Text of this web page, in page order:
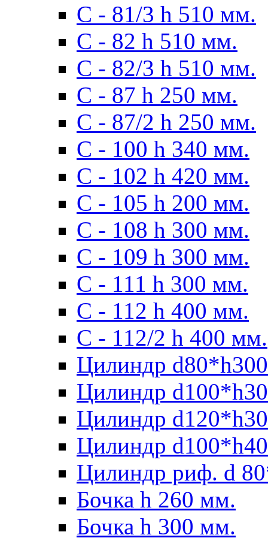
С - 81/3 h 510 мм.
С - 82 h 510 мм.
С - 82/3 h 510 мм.
С - 87 h 250 мм.
С - 87/2 h 250 мм.
С - 100 h 340 мм.
C - 102 h 420 мм.
С - 105 h 200 мм.
С - 108 h 300 мм.
С - 109 h 300 мм.
С - 111 h 300 мм.
C - 112 h 400 мм.
С - 112/2 h 400 мм.
Цилиндр
Цилиндр
Цилиндр
Цилиндр
Цилиндр риф. d
Бочка h 260 мм.
Бочка h 300 мм.